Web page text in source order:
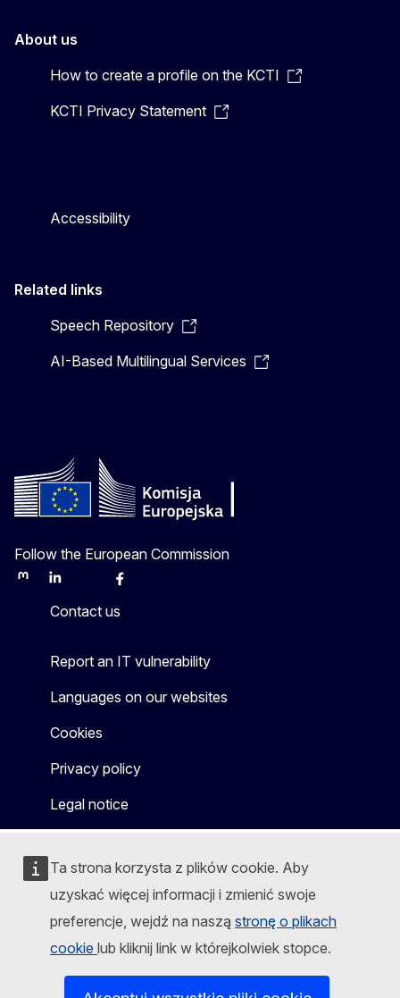
Ta strona korzysta z plików cookie. Aby
uzyskać więcej informacji i zmienić swoje
preferencje, wejdź na naszą stronę o plikach
cookie lub kliknij link w którejkolwiek stopce.
About us
How to create a profile on the KCTI
KCTI Privacy Statement
Accessibility
Related links
Speech Repository
AI-Based Multilingual Services
Follow the European Commission
MastodonLinkedInBlueskyFacebook
Contact us
Report an IT vulnerability
Languages on our websites
Cookies
Privacy policy
Legal notice